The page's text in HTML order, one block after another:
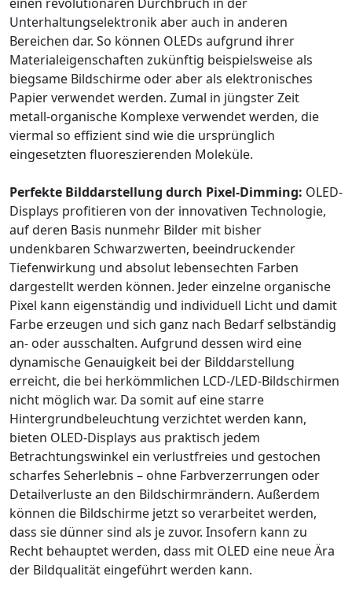
Unterhaltungselektronik aber auch in anderen
Bereichen dar. So können OLEDs aufgrund ihrer
Materialeigenschaften zukünftig beispielsweise als
biegsame Bildschirme oder aber als elektronisches
Papier verwendet werden. Zumal in jüngster Zeit
metall-organische Komplexe verwendet werden, die
viermal so effizient sind wie die ursprünglich
eingesetzten fluoreszierenden Moleküle.
Perfekte Bilddarstellung durch Pixel-Dimming: OLED-
Displays profitieren von der innovativen Technologie,
auf deren Basis nunmehr Bilder mit bisher
undenkbaren Schwarzwerten, beeindruckender
Tiefenwirkung und absolut lebensechten Farben
dargestellt werden können. Jeder einzelne organische
Pixel kann eigenständig und individuell Licht und damit
Farbe erzeugen und sich ganz nach Bedarf selbständig
an- oder ausschalten. Aufgrund dessen wird eine
dynamische Genauigkeit bei der Bilddarstellung
erreicht, die bei herkömmlichen LCD-/LED-Bildschirmen
nicht möglich war. Da somit auf eine starre
Hintergrundbeleuchtung verzichtet werden kann,
bieten OLED-Displays aus praktisch jedem
Betrachtungswinkel ein verlustfreies und gestochen
scharfes Seherlebnis – ohne Farbverzerrungen oder
Detailverluste an den Bildschirmrändern. Außerdem
können die Bildschirme jetzt so verarbeitet werden,
dass sie dünner sind als je zuvor. Insofern kann zu
Recht behauptet werden, dass mit OLED eine neue Ära
der Bildqualität eingeführt werden kann.